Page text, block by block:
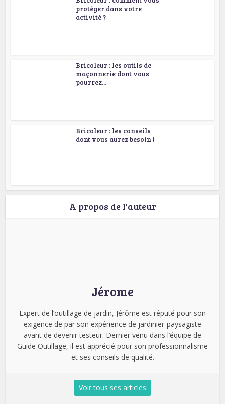
protéger dans votre
activité ?
Bricoleur : les outils de
maçonnerie dont vous
pourrez...
Bricoleur : les conseils
dont vous aurez besoin !
A propos de l'auteur
Jérome
Expert de l’outillage de jardin, Jérôme est réputé pour son
exigence de par son expérience de jardinier-paysagiste
avant de devenir testeur. Dernier venu dans l’équipe de
Guide Outillage, il est apprécié pour son professionnalisme
et ses conseils de qualité.
Voir tous ses articles